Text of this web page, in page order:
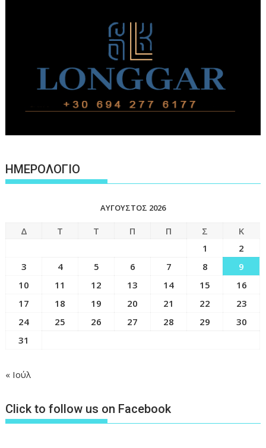
ΗΜΕΡΟΛΟΓΙΟ
ΑΎΓΟΥΣΤΟΣ 2026
Δ Τ Τ Π Π Σ
Κ
1
2
3
4 5 6 7 8
9
10
11 12 13 14 15
16
17
18 19 20 21 22
23
24
25 26 27 28 29
30
31
« Ιούλ
Click to follow us on Facebook